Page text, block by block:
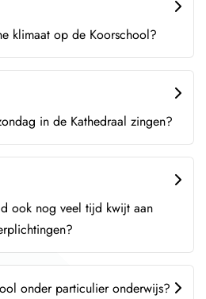
klimaat op de Koorschool?
in de Kathedraal zingen?
ook nog veel tijd kwijt aan
onder particulier onderwijs?